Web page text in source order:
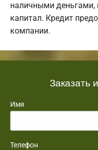
наличными деньгами,
капитал. Кредит
компании.
Заказать
Имя
Телефон